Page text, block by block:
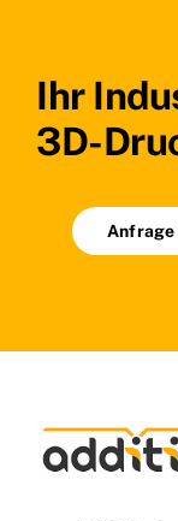
Ihr
3D-
Anfrage